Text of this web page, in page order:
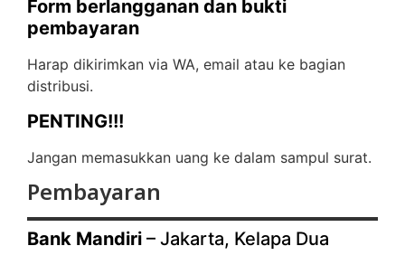
Form berlangganan dan bukti
pembayaran
Harap dikirimkan via WA, email atau ke bagian
distribusi.
PENTING!!!
Jangan memasukkan uang ke dalam sampul surat.
Pembayaran
Bank Mandiri – Jakarta, Kelapa Dua